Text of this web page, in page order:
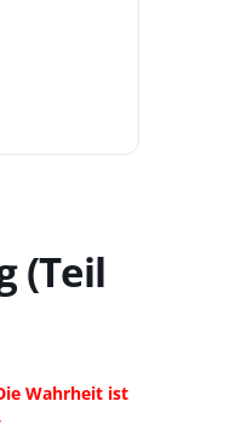
(Teil
Wahrheit ist